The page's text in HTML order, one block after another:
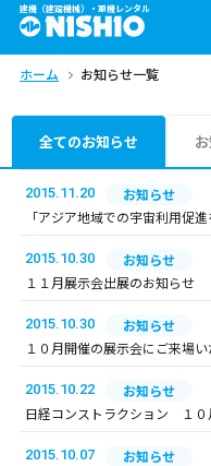
建機（建設機械）・重機レンタル
商品一覧
問合せ依頼リスト
ホーム お知らせ一覧
全てのお知らせ
2015.11.20
お知らせ
「アジア地域での宇宙利用促
2015.10.30
お知らせ
１１月展示会出展のお知らせ
2015.10.30
お知らせ
１０月開催の展示会にご来場
2015.10.22
お知らせ
日経コンストラクション １０
2015.10.07
お知らせ